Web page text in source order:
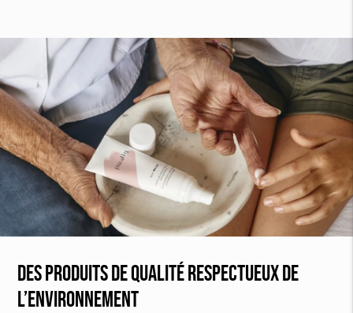
Des produits de qualité respectueux de
l’environnement